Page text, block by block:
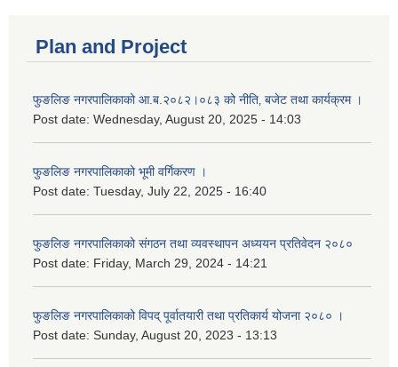
Plan and Project
फुङलिङ नगरपालिकाको आ.ब.२०८२।०८३ को नीति‚ बजेट तथा कार्यक्रम ।
Post date: Wednesday, August 20, 2025 - 14:03
फुङलिङ नगरपालिकाको भूमी वर्गिकरण ।
Post date: Tuesday, July 22, 2025 - 16:40
फुङलिङ नगरपालिकाको संगठन तथा व्यवस्थापन अध्ययन प्रतिवेदन २०८०
Post date: Friday, March 29, 2024 - 14:21
फुङलिङ नगरपालिकाको विपद् पूर्वातयारी तथा प्रतिकार्य योजना २०८० ।
Post date: Sunday, August 20, 2023 - 13:13